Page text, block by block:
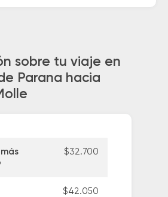
sobre tu viaje en
Parana hacia
$32.700
$42.050